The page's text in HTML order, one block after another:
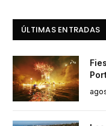
ÚLTIMAS ENTRADAS